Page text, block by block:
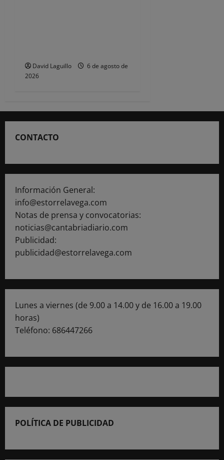
David Laguillo
6 de agosto de
2026
CONTACTO
Información General:
info@estorrelavega.com
Notas de prensa y convocatorias:
noticias@cantabriadiario.com
Publicidad:
publicidad@estorrelavega.com
Lunes a viernes (de 9.00 a 14.00 y de 16.00 a 19.00
horas)
Teléfono: 686447266
POLÍTICA DE PUBLICIDAD